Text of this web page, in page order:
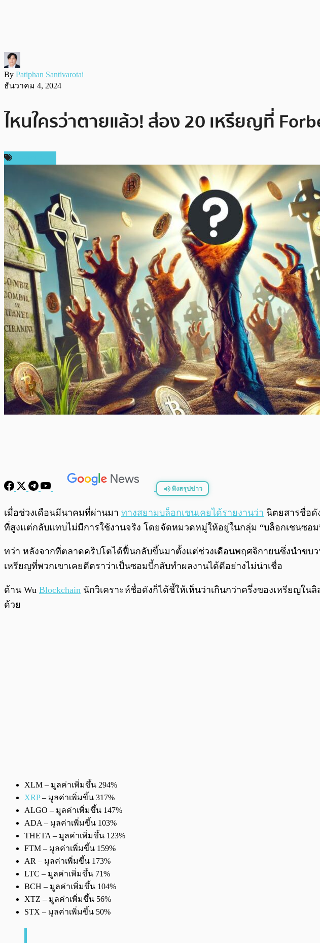
By Patiphan Santivarotai
ธันวาคม 4, 2024
ไหนใครว่าตายแล้ว! ส่อง 20 เหรียญที่
ฟังสรุปข่าว
พร้อมเล่น
เมื่อช่วงเดือนมีนาคมที่ผ่านมา ทางสยามบล็อกเชนเคยได้รายงานว่า นิตยสารชื่อดั
ที่สูงแต่กลับแทบไม่มีการใช้งานจริง โดยจัดหมวดหมู่ให้อยู่ในกลุ่ม “บล็อกเชนซอม
ทว่า หลังจากที่ตลาดคริปโตได้ฟื้นกลับขึ้นมาตั้งแต่ช่วงเดือนพฤศจิกายนซึ่งนำขบ
เหรียญที่พวกเขาเคยตีตราว่าเป็นซอมบี้กลับทำผลงานได้ดีอย่างไม่น่าเชื่อ
ด้าน Wu Blockchain นักวิเคราะห์ชื่อดังก็ได้ชี้ให้เห็นว่าเกินกว่าครึ่งของเหรียญใ
ด้วย
XLM – มูลค่าเพิ่มขึ้น 294%
XRP– มูลค่าเพิ่มขึ้น 317%
ALGO – มูลค่าเพิ่มขึ้น 147%
ADA – มูลค่าเพิ่มขึ้น 103%
THETA – มูลค่าเพิ่มขึ้น 123%
FTM – มูลค่าเพิ่มขึ้น 159%
AR – มูลค่าเพิ่มขึ้น 173%
LTC – มูลค่าเพิ่มขึ้น 71%
BCH – มูลค่าเพิ่มขึ้น 104%
XTZ – มูลค่าเพิ่มขึ้น 56%
STX – มูลค่าเพิ่มขึ้น 50%